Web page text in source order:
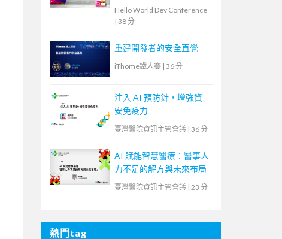
Hello World Dev Conference
| 38 分
重建開發者的安全直覺
iThome鐵人賽 | 36 分
注入 AI 預防針，增強資
安免疫力
臺灣醫院資訊主管會議 | 36 分
AI 賦能智慧醫療：醫事人
力不足的解方與未來布局
臺灣醫院資訊主管會議 | 23 分
熱門tag